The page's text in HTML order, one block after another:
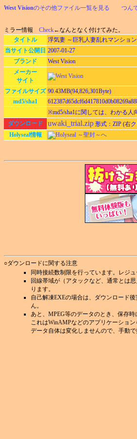
West Visionのその他ファイル一覧を見る つん
ミラー情報 Check←なんとなく付けてみた。
タイトル
浮気妻 ～巨乳人妻乱れマンシ
当サイト公開日 2007-01-27
ブランド
West Vision
メーカー
サイト
ファイルサイズ 90.43MB(94,826,301Byte)
md5/sha1
※md5/sha1に関しては、わかる人
ダウンロード
uwaki_trial.zip 形式：ZIP (右
Holyseal情報
Holyseal ～聖封～へ
○ダウンロードに関する注意
同時接続数制限を行っています。レジュ
回線帯域が（アタックなど、通常とは
ります。
自己解凍EXEの場合は、ダウンロード
ん。
あと、MPEG等のデータのとき、保存
これはWinAMPなどのアプリケーショ
データ自体は変化しませんので、手動